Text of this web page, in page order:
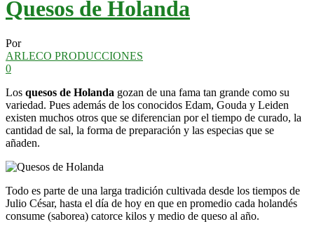
Quesos de Holanda
Por
ARLECO PRODUCCIONES
0
Los quesos de Holanda gozan de una fama tan grande como su
variedad. Pues además de los conocidos Edam, Gouda y Leiden
existen muchos otros que se diferencian por el tiempo de curado, la
cantidad de sal, la forma de preparación y las especias que se
añaden.
Todo es parte de una larga tradición cultivada desde los tiempos de
Julio César, hasta el día de hoy en que en promedio cada holandés
consume (saborea) catorce kilos y medio de queso al año.